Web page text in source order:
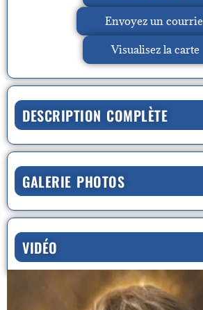
Envoyez un
Visualisez la carte
DESCRIPTION COMPLÈTE
GALERIE PHOTOS
VIDÉO